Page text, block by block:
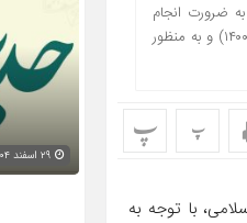
به ضرورت انجام
فعالیت گسترده در ماه مبارک رمضان در سطح ملی، فراخوان ایده های خلاقانه قرآنی را به مدت یک هفته (از ۷ الی ۱۴ فروردین ۱۴۰۰) و به منظور
پ پ
با توجه به